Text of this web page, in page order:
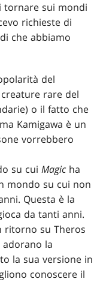
tornare sui mondi
richieste di
che abbiamo
del
rare del
o il fatto che
Kamigawa è un
vorrebbero
su cuiMagic ha
mondo su cui non
Questa è la
da tanti anni.
ritorno su Theros
la
la sua versione in
conoscere il